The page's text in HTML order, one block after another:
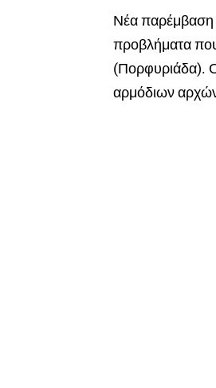
Νέα παρέμβαση
προβλήματα
(Πορφυριάδα). Ο
αρμόδιων